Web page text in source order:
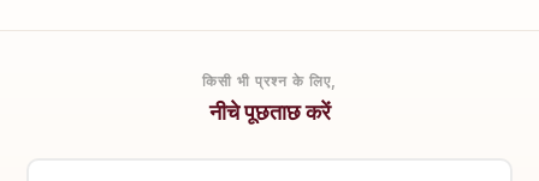
किसी भी प्रश्न के लिए,
नीचे पूछताछ करें